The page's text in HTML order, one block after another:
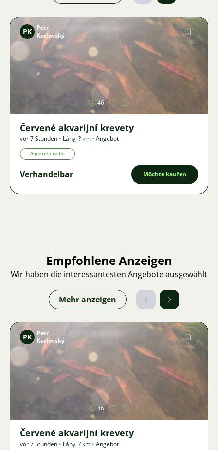
Bild
PK
Petr
Karlovský
46
Červené akvarijní krevety
vor 7 Stunden • Lány,? km • Angebot
Aquarienfische
Verhandelbar Möchte kaufen
Empfohlene Anzeigen
Wir haben die interessantesten Angebote ausgewählt
Mehr anzeigen
Bild
PK
Petr
Karlovský
46
Červené akvarijní krevety
vor 7 Stunden • Lány,? km • Angebot